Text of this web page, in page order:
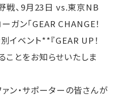
戦、9月23日 vs.東京NB
ガン「GEAR CHANGE！
イベント**『GEAR UP！
ことをお知らせいたしま
ン・サポーターの皆さんが